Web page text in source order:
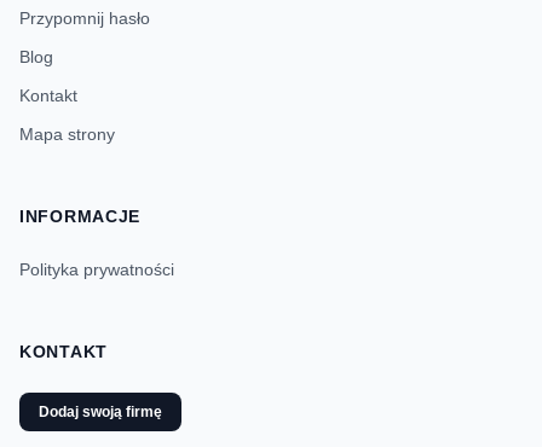
Przypomnij hasło
Blog
Kontakt
Mapa strony
INFORMACJE
Polityka prywatności
KONTAKT
Dodaj swoją firmę